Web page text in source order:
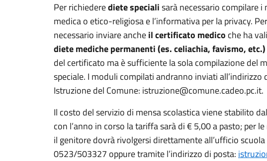
Per richiederediete specialisarà necessario compilare
medica o etico-religiosa e l’informativa per la privacy.
necessario inviare ancheil certificato medico che ha
diete mediche permanenti (es. celiachia, favismo, etc.)
del certificato ma è sufficiente la sola compilazione del
speciale. I moduli compilati andranno inviati all’indirizzo
Istruzione del Comune: istruzione@comune.cadeo.pc.it.
Il costo del servizio di mensa scolastica viene stabilito
con l’anno in corso la tariffa sarà di € 5,00 a pasto; per
il genitore dovrà rivolgersi direttamente all’ufficio
0523/503327 oppure tramite l’indirizzo di posta: